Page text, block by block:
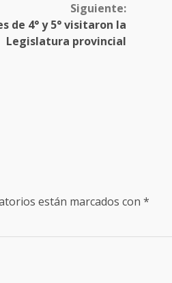
Siguiente:
de 4° y 5° visitaron la
Legislatura provincial
están marcados con *